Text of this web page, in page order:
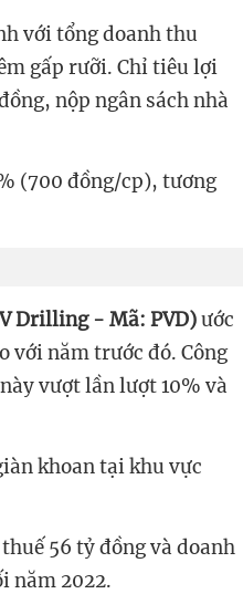
với tổng doanh thu
gấp rưỡi. Chỉ tiêu lợi
nộp ngân sách nhà
(700 đồng/cp), tương
Drilling - Mã: PVD)ước
với năm trước đó. Công
vượt lần lượt 10% và
khoan tại khu vực
56 tỷ đồng và doanh
năm 2022.